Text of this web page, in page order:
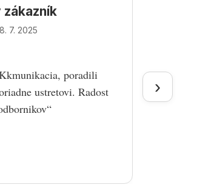
zákazník
8. 7. 2025
poradili
ustretovi. Radost
›